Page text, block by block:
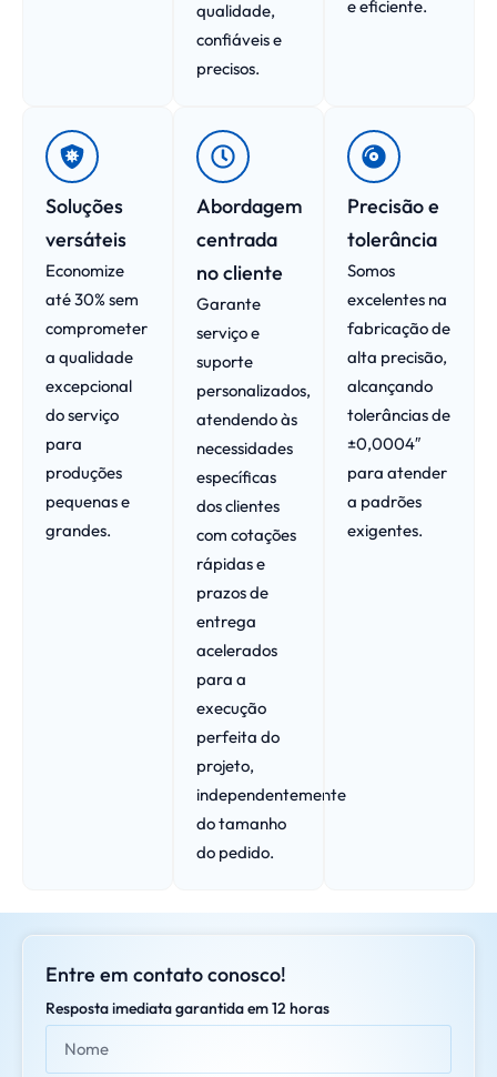
qualidade,
confiáveis e
precisos.
e eficiente.
Soluções
versáteis
Economize
até 30% sem
comprometer
a qualidade
excepcional
do serviço
para
produções
pequenas e
grandes.
Abordagem
centrada
no cliente
Garante
serviço e
suporte
personalizados,
atendendo às
necessidades
específicas
dos clientes
com cotações
rápidas e
prazos de
entrega
acelerados
para a
execução
perfeita do
projeto,
independentemente
do tamanho
do pedido.
Precisão e
tolerância
Somos
excelentes na
fabricação de
alta precisão,
alcançando
tolerâncias de
±0,0004″
para atender
a padrões
exigentes.
Entre em contato conosco!
Resposta imediata garantida em 12 horas